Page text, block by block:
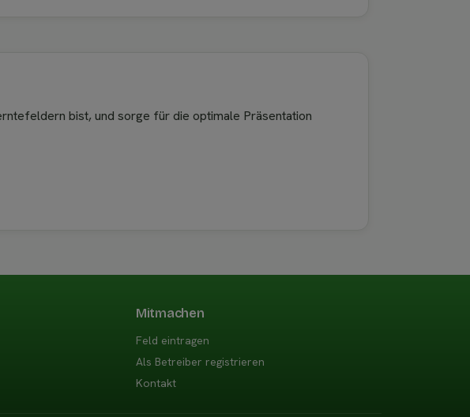
bist, und sorge für die optimale Präsentation
Mitmachen
Feld eintragen
Als Betreiber registrieren
Kontakt